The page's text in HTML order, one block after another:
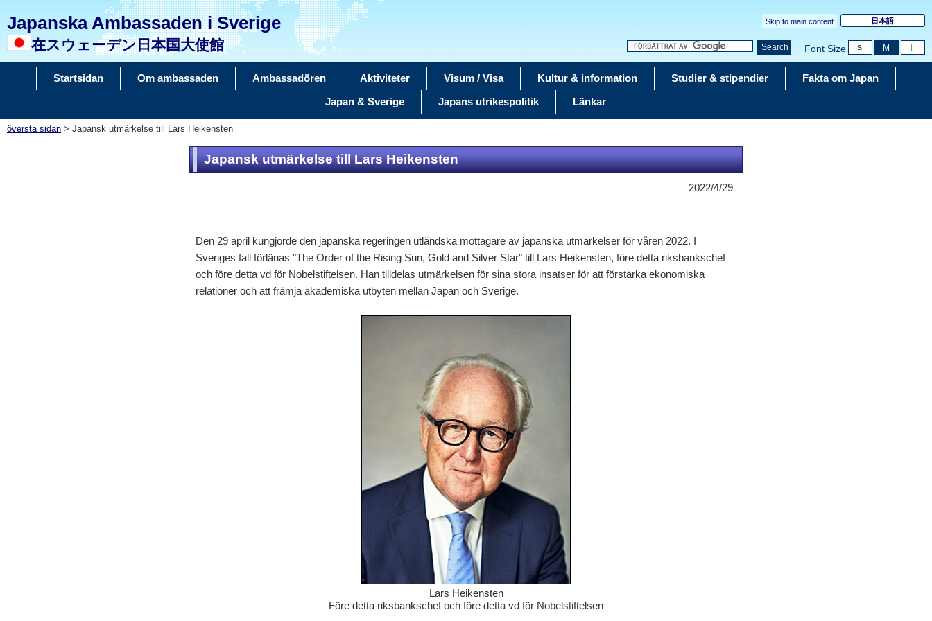
Japanska Ambassaden i Sverige
在スウェーデン日本国大使館
Skip to main content 日本語
Search Font Size S M L
Startsidan Om ambassaden Ambassadören Aktiviteter Visum / Visa Kultur & information Studier & stipendier
Fakta om Japan
Japan & Sverige
Japans utrikespolitik Länkar
översta sidan > Japansk utmärkelse till Lars Heikensten
Japansk utmärkelse till Lars Heikensten
2022/4/29
Den 29 april kungjorde den japanska regeringen utländska mottagare av japanska utmärkelser för våren 2022. I
Sveriges fall förlänas "The Order of the Rising Sun, Gold and Silver Star" till Lars Heikensten, före detta riksbankschef
och före detta vd för Nobelstiftelsen. Han tilldelas utmärkelsen för sina stora insatser för att förstärka ekonomiska
relationer och att främja akademiska utbyten mellan Japan och Sverige.
Lars Heikensten
Före detta riksbankschef och före detta vd för Nobelstiftelsen